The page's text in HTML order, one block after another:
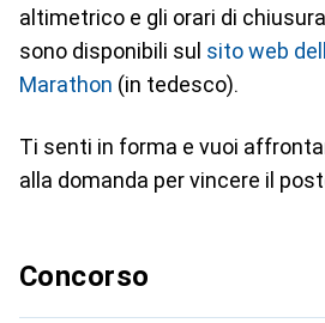
altimetrico e gli orari di
sono disponibili sul sito web
Marathon (in tedesco).
Ti senti in forma e vuoi
alla domanda per vincere il
Concorso